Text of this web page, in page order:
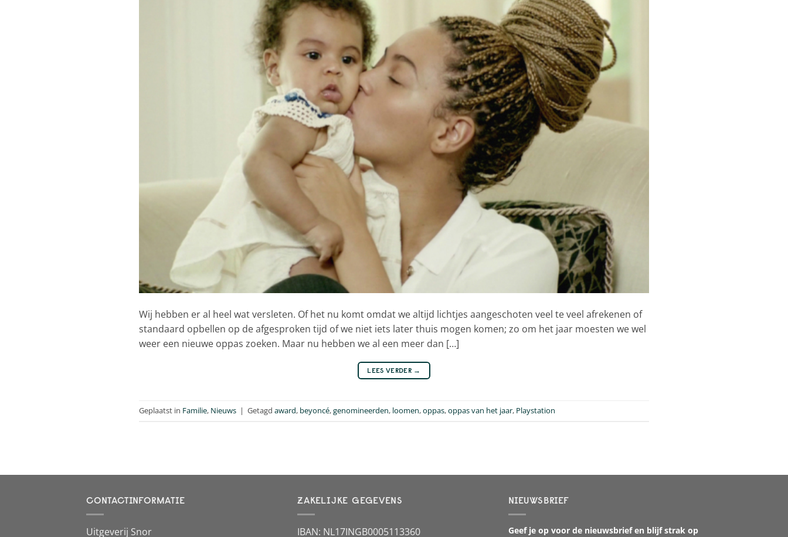
Wij hebben er al heel wat versleten. Of het nu komt omdat we altijd lichtjes aangeschoten veel te veel afrekenen of
standaard opbellen op de afgesproken tijd of we niet iets later thuis mogen komen; zo om het jaar moesten we wel
weer een nieuwe oppas zoeken. Maar nu hebben we al een meer dan […]
LEES VERDER →
Geplaatst in Familie, Nieuws | Getagd award, beyoncé,genomineerden, loomen,oppas,oppas van het jaar, Playstation
CONTACTINFORMATIE
Uitgeverij Snor
ZAKELIJKE GEGEVENS
IBAN: NL17INGB0005113360
NIEUWSBRIEF
Geef je op voor de nieuwsbrief en blijf strak op